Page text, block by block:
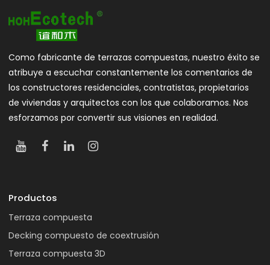
Como fabricante de terrazas compuestas, nuestro éxito se
atribuye a escuchar constantemente los comentarios de
los constructores residenciales, contratistas, propietarios
de viviendas y arquitectos con los que colaboramos. Nos
esforzamos por convertir sus visiones en realidad.
Productos
Terraza compuesta
Decking compuesto de coextrusión
Terraza compuesta 3D